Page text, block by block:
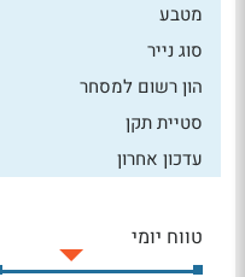
מטבע
סוג נייר
הון רשום למסחר
סטיית תקן
עדכון אחרון
טווח יומי